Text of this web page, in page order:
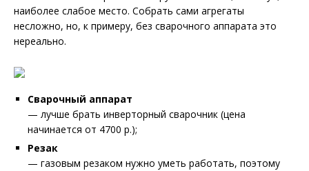
наиболее слабое место. Собрать сами агрегаты
несложно, но, к примеру, без сварочного аппарата это
нереально.
Сварочный аппарат
— лучше брать инверторный сварочник (цена
начинается от 4700 р.);
Резак
— газовым резаком нужно уметь работать, поэтому